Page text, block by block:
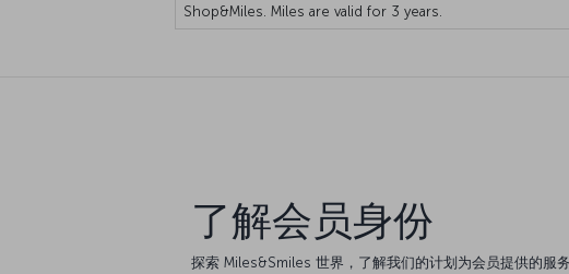
Shop&Miles. Miles are valid for 3 years.
了解会员身份
探索 Miles&Smiles 世界，了解我们的计划为会员提供的服